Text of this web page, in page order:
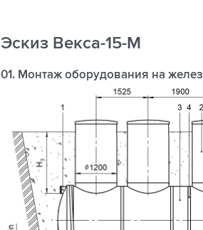
Эскиз Векса-15-М
01. Монтаж оборудования на